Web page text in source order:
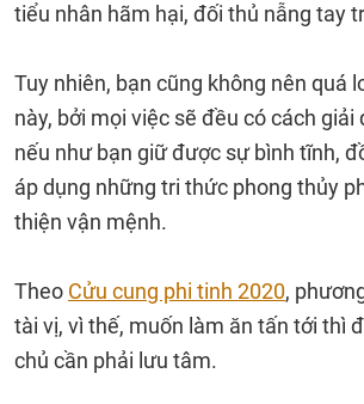
tiểu nhân hãm hại, đối thủ nẫng tay
Tuy nhiên, bạn cũng không nên quá
này, bởi mọi việc sẽ đều có cách
nếu như bạn giữ được sự bình tĩnh,
áp dụng những tri thức phong thủy
thiện vận mệnh.
Theo Cửu cung phi tinh 2020,
tài vị, vì thế, muốn làm ăn tấn tới thì
chủ cần phải lưu tâm.